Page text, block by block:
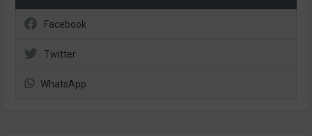
Facebook
Twitter
WhatsApp